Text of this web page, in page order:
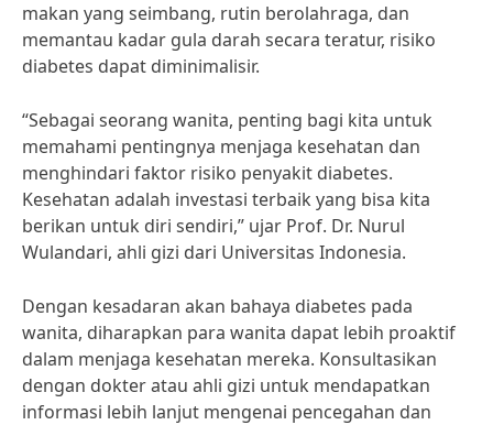
makan yang seimbang, rutin berolahraga, dan
memantau kadar gula darah secara teratur, risiko
diabetes dapat diminimalisir.
“Sebagai seorang wanita, penting bagi kita untuk
memahami pentingnya menjaga kesehatan dan
menghindari faktor risiko penyakit diabetes.
Kesehatan adalah investasi terbaik yang bisa kita
berikan untuk diri sendiri,” ujar Prof. Dr. Nurul
Wulandari, ahli gizi dari Universitas Indonesia.
Dengan kesadaran akan bahaya diabetes pada
wanita, diharapkan para wanita dapat lebih proaktif
dalam menjaga kesehatan mereka. Konsultasikan
dengan dokter atau ahli gizi untuk mendapatkan
informasi lebih lanjut mengenai pencegahan dan